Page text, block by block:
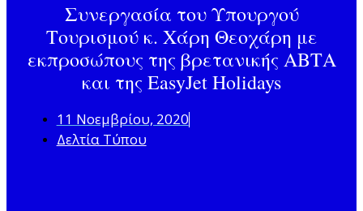
Συνεργασία του Υπουργού
Τουρισμού κ. Χάρη Θεοχάρη με
εκπροσώπους της βρετανικής ΑΒΤΑ
και της EasyJet Holidays
11 Νοεμβρίου, 2020
Δελτία Τύπου